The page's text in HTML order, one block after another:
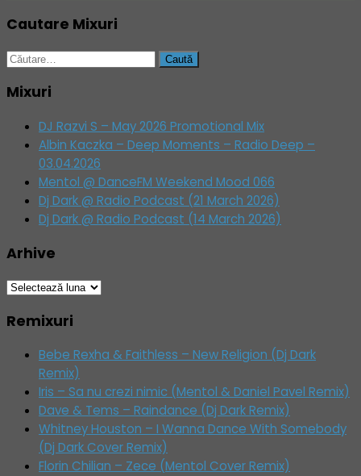
Cautare Mixuri
Caută
Mixuri
DJ Razvi S – May 2026 Promotional Mix
Albin Kaczka – Deep Moments – Radio Deep –
03.04.2026
Mentol @ DanceFM Weekend Mood 066
Dj Dark @ Radio Podcast (21 March 2026)
Dj Dark @ Radio Podcast (14 March 2026)
Arhive
Arhive
Remixuri
Bebe Rexha & Faithless – New Religion (Dj Dark
Remix)
Iris – Sa nu crezi nimic (Mentol & Daniel Pavel Remix)
Dave & Tems – Raindance (Dj Dark Remix)
Whitney Houston – I Wanna Dance With Somebody
(Dj Dark Cover Remix)
Florin Chilian – Zece (Mentol Cover Remix)